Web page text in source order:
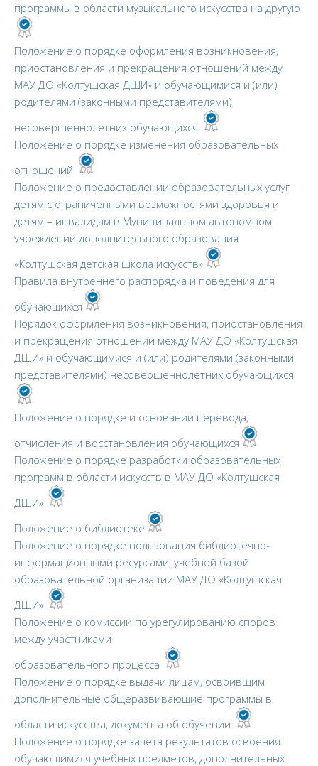
программы в области музыкального искусства на другую
Положение о порядке оформления возникновения,
приостановления и прекращения отношений между
МАУ ДО «Колтушская ДШИ» и обучающимися и (или)
родителями (законными представителями)
несовершеннолетних обучающихся
Положение о порядке изменения образовательных
отношений
Положение о предоставлении образовательных услуг
детям с ограниченными возможностями здоровья и
детям – инвалидам в Муниципальном автономном
учреждении дополнительного образования
«Колтушская детская школа искусств»
Правила внутреннего распорядка и поведения для
обучающихся
Порядок оформления возникновения, приостановления
и прекращения отношений между МАУ ДО «Колтушская
ДШИ» и обучающимися и (или) родителями (законными
представителями) несовершеннолетних обучающихся
Положение о порядке и основании перевода,
отчисления и восстановления обучающихся
Положение о порядке разработки образовательных
программ в области искусств в МАУ ДО «Колтушская
ДШИ»
Положение о библиотеке
Положение о порядке пользования библиотечно-
информационными ресурсами, учебной базой
образовательной организации МАУ ДО «Колтушская
ДШИ»
Положение о комиссии по урегулированию споров
между участниками
образовательного процесса
Положение о порядке выдачи лицам, освоившим
дополнительные общеразвивающие программы в
области искусства, документа об обучении
Положение о порядке зачета результатов освоения
обучающимися учебных предметов, дополнительных